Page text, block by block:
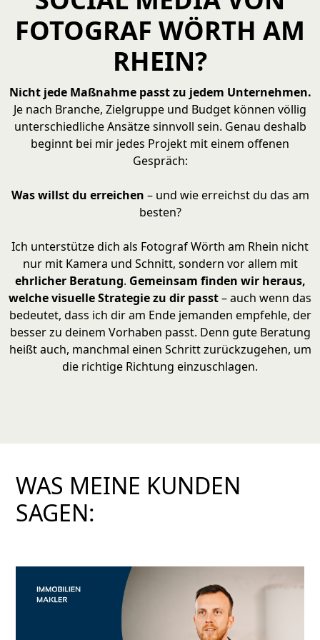
FOTOGRAF WÖRTH AM
RHEIN?
Nicht jede Maßnahme passt zu jedem Unternehmen.
Je nach Branche, Zielgruppe und Budget können völlig
unterschiedliche Ansätze sinnvoll sein. Genau deshalb
beginnt bei mir jedes Projekt mit einem offenen
Gespräch:
Was willst du erreichen – und wie erreichst du das am
besten?
Ich unterstütze dich als Fotograf Wörth am Rhein nicht
nur mit Kamera und Schnitt, sondern vor allem mit
ehrlicher Beratung. Gemeinsam finden wir heraus,
welche visuelle Strategie zu dir passt– auch wenn das
bedeutet, dass ich dir am Ende jemanden empfehle, der
besser zu deinem Vorhaben passt. Denn gute Beratung
heißt auch, manchmal einen Schritt zurückzugehen, um
die richtige Richtung einzuschlagen.
WAS MEINE KUNDEN
SAGEN: